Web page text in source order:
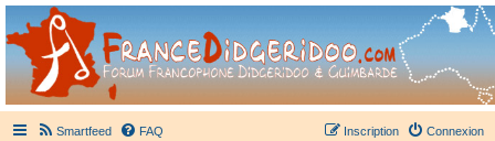
France Didgeridoo
Didgeridoo et Guimbarde sur France Didgeridoo - retrouvez la communauté.
Smartfeed FAQ Connexion
Inscription